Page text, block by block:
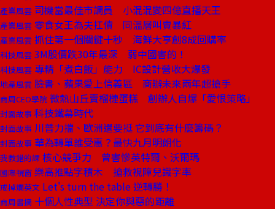
產業風雲 司機當最佳市調員 小混混變四億直播天王
產業風雲 零食女王為夫扛債 同溫層叫賣暴紅
產業風雲 抓住第一個關鍵十秒 海鮮大亨創8成回購率
科技風雲 3M股價跌30年最深 弱中國害的！
科技風雲 專精「煮白飯」能力 IC設計營收大爆發
地產風雲 臉書、蘋果愛上信義區 商辦未來兩年超搶手
商周CEO學院 微熱山丘賣榴槤蛋糕 創辦人自爆「愛恨策略」
封面故事 科技鐵幕時代
封面故事 川普力擋、歐洲還要挺 它到底有什麼籌碼？
封面故事 華為轉單誰受惠？最快九月明朗化
我教錯的課 核心競爭力 曾害慘英特爾、沃爾瑪
國際視窗 樂高推點字積木 搶救視障兒識字率
戒掉爛英文 Let's turn the table 逆轉勝！
商周書摘 十個人性典型 決定你與惡的距離